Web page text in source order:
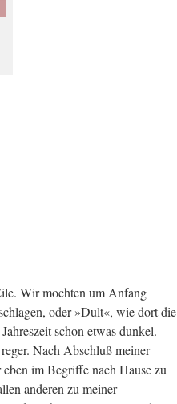
Wir mochten um Anfang
oder »Dult«, wie dort die
schon etwas dunkel.
Nach Abschluß meiner
im Begriffe nach Hause zu
anderen zu meiner